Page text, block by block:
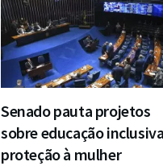
Senado pauta projetos
sobre educação
proteção à mulher